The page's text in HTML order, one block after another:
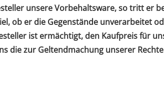
unsere Vorbehaltsware, so tritt er
ob er die Gegenstände unverarbeitet
ist ermächtigt, den Kaufpreis für
die zur Geltendmachung unserer